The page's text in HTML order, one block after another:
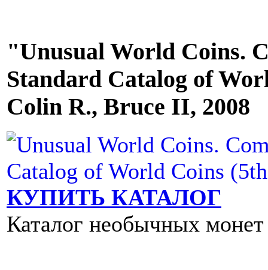
"Unusual World Coins.
Standard Catalog of
Colin R., Bruce II, 2008
КУПИТЬ КАТАЛОГ
Каталог нeoбычныx